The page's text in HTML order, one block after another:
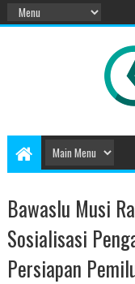
Bawaslu Musi
Sosialisasi
Persiapan